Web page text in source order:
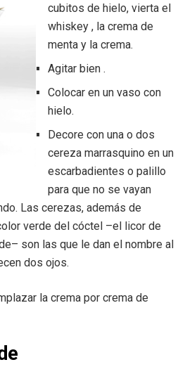
cubitos de hielo, vierta el
whiskey , la crema de
menta y la crema.
Agitar bien .
Colocar en un vaso con
hielo.
Decore con una o dos
cereza marrasquino en un
escarbadientes o palillo
para que no se vayan
Las cerezas, además de
verde del cóctel –el licor de
son las que le dan el nombre al
dos ojos.
la crema por crema de